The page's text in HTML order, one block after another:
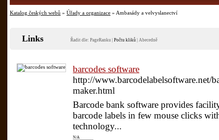
Katalog českých webů » Úřady a organizace » Ambasády a velvyslanectví
Links Řadit dle: PageRanku Počtu kliků Abecedně
barcodes software
http://www.barcodelabelsoftware.net/
maker.html
Barcode bank software provides
barcode labels in few mouse clicks
technology...
N/A